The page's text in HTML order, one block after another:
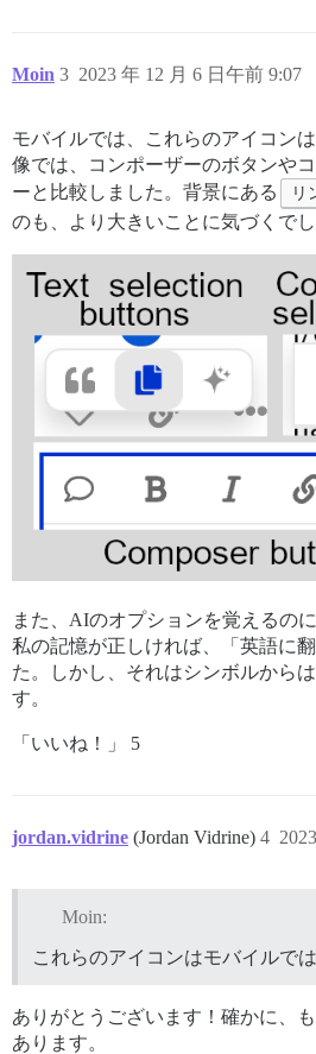
Moin 2023 年 12 月 6 日午前 9:07
3
モバイルでは、これらのアイコン
像では、コンポーザーのボタンや
ーと比較しました。背景にある
リ
のも、より大きいことに気づくでし
また、AIのオプションを覚えるの
私の記憶が正しければ、「英語に
た。しかし、それはシンボルから
す。
「いいね！」 5
jordan.vidrine (Jordan Vidrine) 4
Moin:
これらのアイコンはモバイルで
ありがとうございます！確かに、
あります。